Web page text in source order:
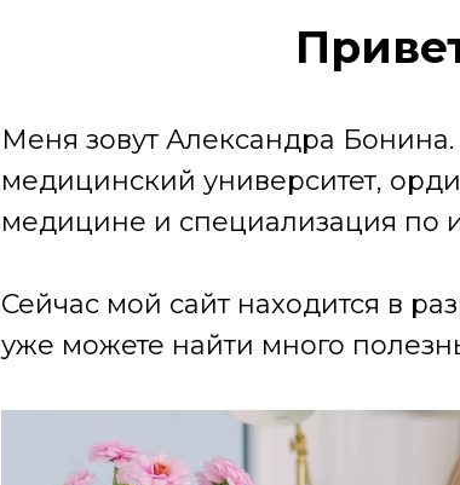
Меня зовут Александра
медицинский университет,
медицине и специализация по
Сейчас мой сайт находится в
уже можете найти много